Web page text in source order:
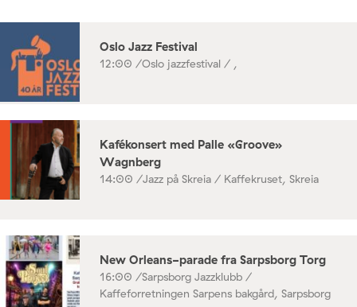
Oslo Jazz Festival
12:00 /Oslo jazzfestival / ,
Kafékonsert med Palle «Groove»
Wagnberg
14:00 /Jazz på Skreia / Kaffekruset, Skreia
New Orleans-parade fra Sarpsborg Torg
16:00 /Sarpsborg Jazzklubb /
Kaffeforretningen Sarpens bakgård, Sarpsborg